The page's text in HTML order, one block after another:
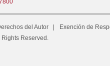
del Autor
Exención de
Reserved.